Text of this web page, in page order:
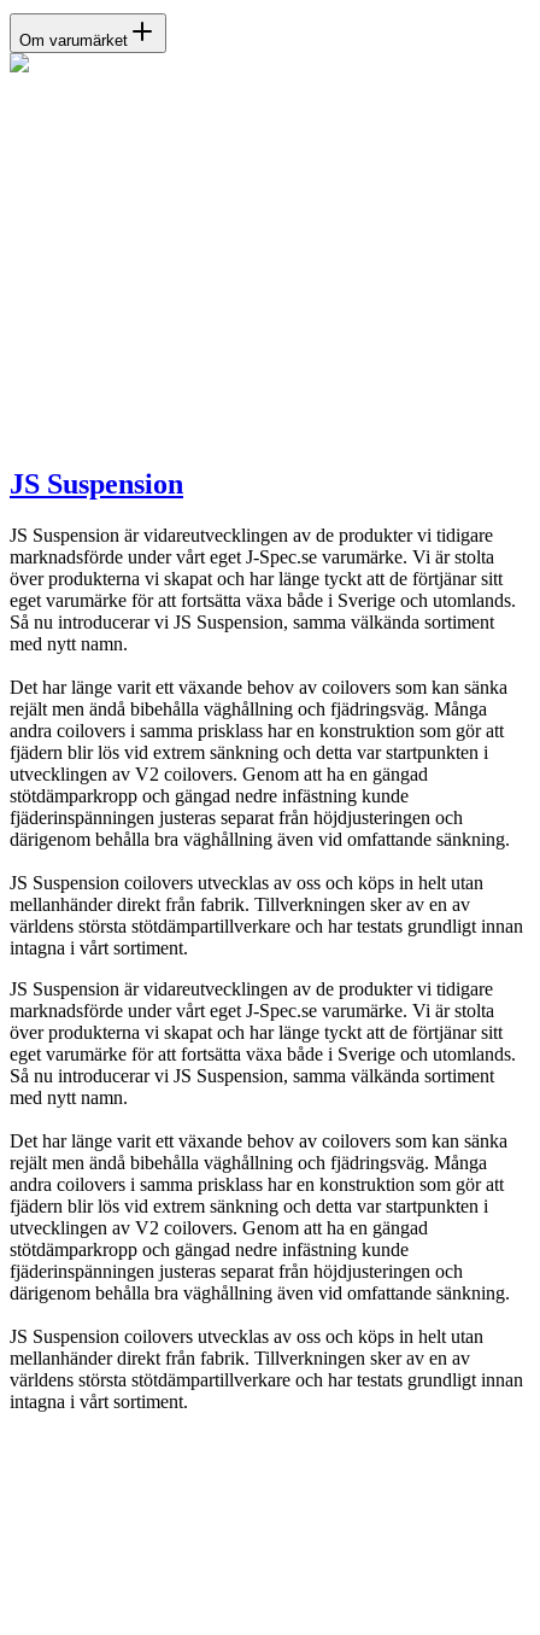
Om varumärket
JS Suspension
JS Suspension är vidareutvecklingen av de produkter vi tidigare
marknadsförde under vårt eget J-Spec.se varumärke. Vi är stolta
över produkterna vi skapat och har länge tyckt att de förtjänar sitt
eget varumärke för att fortsätta växa både i Sverige och utomlands.
Så nu introducerar vi JS Suspension, samma välkända sortiment
med nytt namn.
Det har länge varit ett växande behov av coilovers som kan sänka
rejält men ändå bibehålla väghållning och fjädringsväg. Många
andra coilovers i samma prisklass har en konstruktion som gör att
fjädern blir lös vid extrem sänkning och detta var startpunkten i
utvecklingen av V2 coilovers. Genom att ha en gängad
stötdämparkropp och gängad nedre infästning kunde
fjäderinspänningen justeras separat från höjdjusteringen och
därigenom behålla bra väghållning även vid omfattande sänkning.
JS Suspension coilovers utvecklas av oss och köps in helt utan
mellanhänder direkt från fabrik. Tillverkningen sker av en av
världens största stötdämpartillverkare och har testats grundligt innan
intagna i vårt sortiment.
JS Suspension är vidareutvecklingen av de produkter vi tidigare
marknadsförde under vårt eget J-Spec.se varumärke. Vi är stolta
över produkterna vi skapat och har länge tyckt att de förtjänar sitt
eget varumärke för att fortsätta växa både i Sverige och utomlands.
Så nu introducerar vi JS Suspension, samma välkända sortiment
med nytt namn.
Det har länge varit ett växande behov av coilovers som kan sänka
rejält men ändå bibehålla väghållning och fjädringsväg. Många
andra coilovers i samma prisklass har en konstruktion som gör att
fjädern blir lös vid extrem sänkning och detta var startpunkten i
utvecklingen av V2 coilovers. Genom att ha en gängad
stötdämparkropp och gängad nedre infästning kunde
fjäderinspänningen justeras separat från höjdjusteringen och
därigenom behålla bra väghållning även vid omfattande sänkning.
JS Suspension coilovers utvecklas av oss och köps in helt utan
mellanhänder direkt från fabrik. Tillverkningen sker av en av
världens största stötdämpartillverkare och har testats grundligt innan
intagna i vårt sortiment.